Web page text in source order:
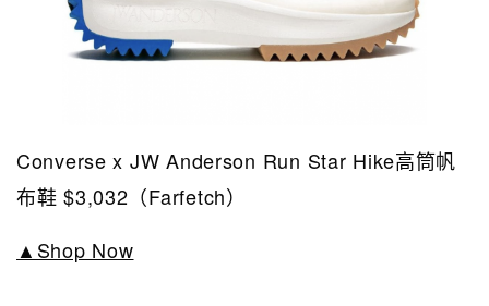
Converse x JW Anderson Run Star Hike高筒帆
布鞋 $3,032（Farfetch）
▲Shop Now